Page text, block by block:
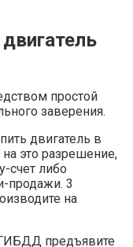
простой
заверения.
двигатель в
это разрешение,
счет либо
продажи. 3
на
предъявите